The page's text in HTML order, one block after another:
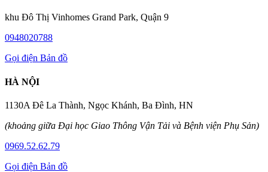
khu Đô Thị Vinhomes Grand Park, Quận 9
0948020788
Gọi điện Bản đồ
HÀ NỘI
1130A Đê La Thành, Ngọc Khánh, Ba Đình, HN
(khoảng giữa Đại học Giao Thông Vận Tải và Bệnh viện Phụ Sản)
0969.52.62.79
Gọi điện Bản đồ